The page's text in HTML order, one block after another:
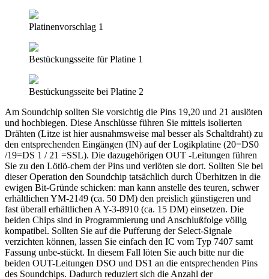
Platinenvorschlag 1
Bestückungsseite für Platine 1
Bestückungsseite bei Platine 2
Am Soundchip sollten Sie vorsichtig die Pins 19,20 und 21 auslöten
und hochbiegen. Diese Anschlüsse führen Sie mittels isolierten
Drähten (Litze ist hier ausnahmsweise mal besser als Schaltdraht) zu
den entsprechenden Eingängen (IN) auf der Logikplatine (20=DS0
/19=DS 1 / 21 =SSL). Die dazugehörigen OUT -Leitungen führen
Sie zu den Lötlö-chem der Pins und verlöten sie dort. Sollten Sie bei
dieser Operation den Soundchip tatsächlich durch Überhitzen in die
ewigen Bit-Gründe schicken: man kann anstelle des teuren, schwer
erhältlichen YM-2149 (ca. 50 DM) den preislich günstigeren und
fast überall erhältlichen A Y-3-8910 (ca. 15 DM) einsetzen. Die
beiden Chips sind in Programmierung und Anschlußfolge völlig
kompatibel. Sollten Sie auf die Pufferung der Select-Signale
verzichten können, lassen Sie einfach den IC vom Typ 7407 samt
Fassung unbe-stückt. In diesem Fall löten Sie auch bitte nur die
beiden OUT-Leitungen DSO und DS1 an die entsprechenden Pins
des Soundchips. Dadurch reduziert sich die Anzahl der